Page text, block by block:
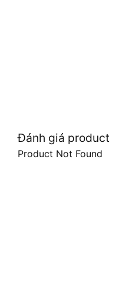
Đánh giá product
Product Not Found